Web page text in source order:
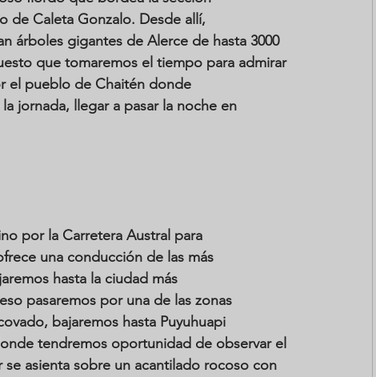
de Caleta Gonzalo. Desde allí,
árboles gigantes de Alerce de hasta 3000
que tomaremos el tiempo para admirar
el pueblo de Chaitén donde
jornada, llegar a pasar la noche en
por la Carretera Austral para
una conducción de las más
hasta la ciudad más
pasaremos por una de las zonas
bajaremos hasta Puyuhuapi
tendremos oportunidad de observar el
asienta sobre un acantilado rocoso con